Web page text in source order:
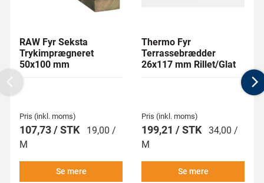
RAW Fyr Seksta
Trykimprægneret
50x100 mm
Pris (inkl. moms)
107,73 / STK
19,00 /
M
Se mere
Thermo Fyr
Terrassebrædder
26x117 mm Rillet/Glat
Pris (inkl. moms)
199,21 / STK 34,00 /
M
Se mere
Previous